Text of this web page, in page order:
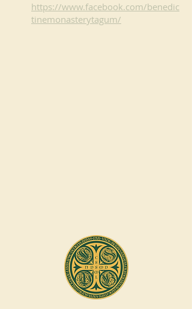
https://www.facebook.com/benedic
tinemonasterytagum/